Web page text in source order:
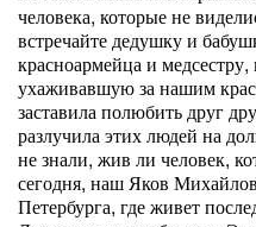
человека, которые не
встречайте дедушку и
красноармейца и
ухаживавшую за нашим
заставила полюбить друг
разлучила этих людей на
не знали, жив ли человек,
сегодня, наш Яков
Петербурга, где живет